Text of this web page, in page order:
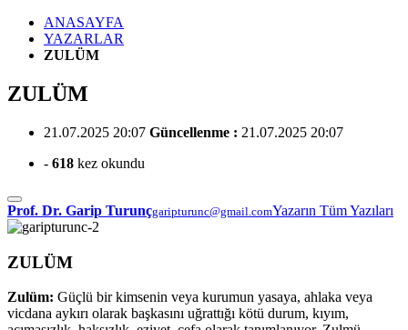
ANASAYFA
YAZARLAR
ZULÜM
ZULÜM
21.07.2025 20:07 Güncellenme : 21.07.2025 20:07
- 618 kez okundu
Prof. Dr. Garip Turunçgaripturunc@gmail.comYazarın Tüm Yazıları
ZULÜM
Zulüm: Güçlü bir kimsenin veya kurumun yasaya, ahlaka veya
vicdana aykırı olarak başkasını uğrattığı kötü durum, kıyım,